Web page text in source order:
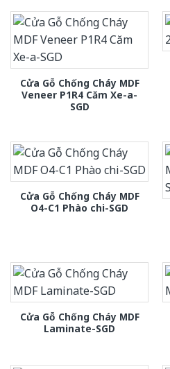
Cửa Gỗ Chống Cháy MDF
Veneer P1R4 Căm Xe-a-
SGD
Cửa Gỗ Chống Cháy MDF
O4-C1 Phào chi-SGD
Cửa Gỗ Chống Cháy MDF
Laminate-SGD